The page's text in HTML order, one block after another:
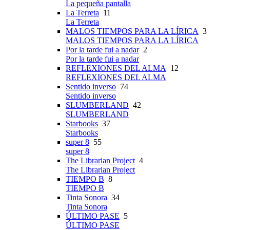
La pequeña pantalla
La Terreta 11
La Terreta
MALOS TIEMPOS PARA LA LÍRICA 3
MALOS TIEMPOS PARA LA LÍRICA
Por la tarde fui a nadar2
Por la tarde fui a nadar
REFLEXIONES DEL ALMA 12
REFLEXIONES DEL ALMA
Sentido inverso 74
Sentido inverso
SLUMBERLAND 42
SLUMBERLAND
Starbooks 37
Starbooks
super 8 55
super 8
The Librarian Project4
The Librarian Project
TIEMPO B 8
TIEMPO B
Tinta Sonora 34
Tinta Sonora
ÚLTIMO PASE 5
ÚLTIMO PASE